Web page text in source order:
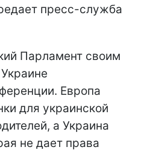
пресс-служба
Парламент своим
Европа
для украинской
а Украина
не дает права